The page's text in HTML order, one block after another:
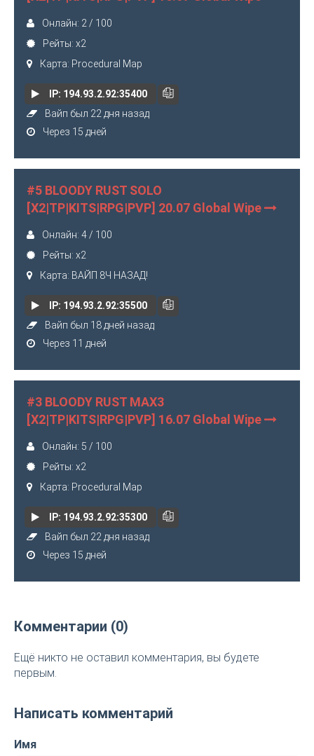
Онлайн: 2 / 100
Рейты: x2
Карта: Procedural Map
IP: 194.93.2.92:35400
Вайп был 22 дня назад
Через 15 дней
#5 BLOODY RUST SOLO
[X2|TP|KITS|RPG|PVP] 20.07 Global Wipe
Онлайн: 4 / 100
Рейты: x2
Карта: ВАЙП 8Ч НАЗАД!
IP: 194.93.2.92:35500
Вайп был 18 дней назад
Через 11 дней
#3 BLOODY RUST MAX3
[X2|TP|KITS|RPG|PVP] 16.07 Global Wipe
Онлайн: 5 / 100
Рейты: x2
Карта: Procedural Map
IP: 194.93.2.92:35300
Вайп был 22 дня назад
Через 15 дней
Комментарии (0)
Ещё никто не оставил комментария, вы будете
первым.
Написать комментарий
Имя